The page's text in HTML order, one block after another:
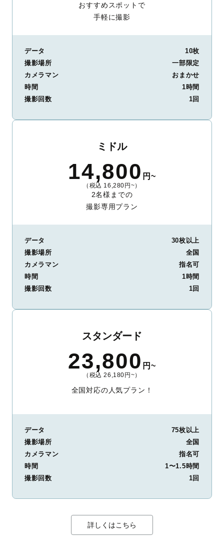
おすすめスポットで
手軽に撮影
データ
10枚
撮影場所
一部限定
カメラマン
おまかせ
時間
1時間
撮影回数
1回
ミドル
14,800 円~
（税込 16,280円~）
2名様までの
撮影専用プラン
データ
30枚以上
撮影場所
全国
カメラマン
指名可
時間
1時間
撮影回数
1回
スタンダード
23,800 円~
（税込 26,180円~）
全国対応の人気プラン！
データ
75枚以上
撮影場所
全国
カメラマン
指名可
時間
1〜1.5時間
撮影回数
1回
詳しくはこちら